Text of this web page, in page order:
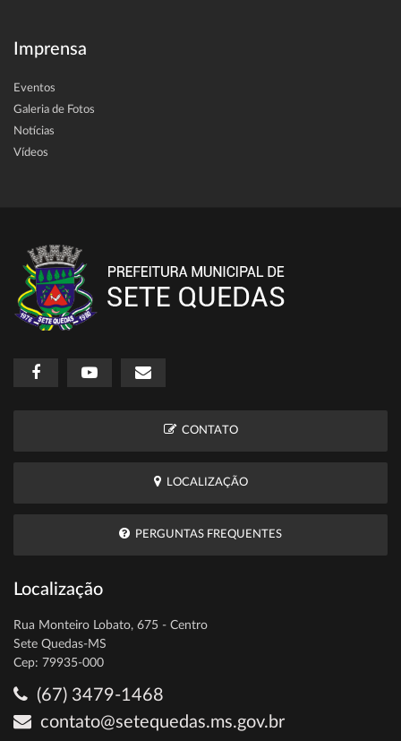
Imprensa
Eventos
Galeria de Fotos
Notícias
Vídeos
CONTATO
LOCALIZAÇÃO
PERGUNTAS FREQUENTES
Localização
Rua Monteiro Lobato, 675 - Centro
Sete Quedas-MS
Cep: 79935-000
(67) 3479-1468
contato@setequedas.ms.gov.br